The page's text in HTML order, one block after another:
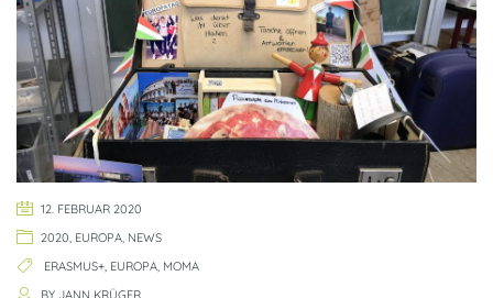
12. FEBRUAR 2020
2020, EUROPA, NEWS
ERASMUS+, EUROPA, MOMA
BY JANN KRÜGER